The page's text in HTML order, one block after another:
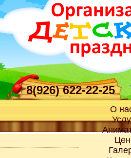
8(926) 622-22-25
О